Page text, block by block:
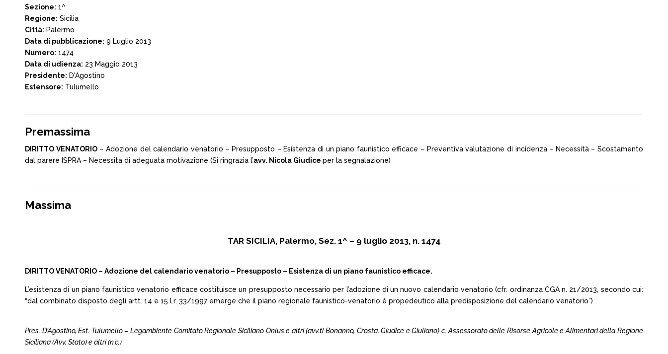
Sezione: 1^
Regione: Sicilia
Città: Palermo
Data di pubblicazione: 9 Luglio 2013
Numero: 1474
Data di udienza: 23 Maggio 2013
Presidente: D'Agostino
Estensore: Tulumello
Premassima
DIRITTO VENATORIO– Adozione del calendario venatorio – Presupposto – Esistenza di un piano faunistico efficace – Preventiva valutazione di incidenza – Necessità – Scostamento
dal parere ISPRA – Necessità di adeguata motivazione (Si ringrazia l’avv. Nicola Giudice per la segnalazione)
Massima
TAR SICILIA, Palermo, Sez. 1^ – 9 luglio 2013, n. 1474
DIRITTO VENATORIO – Adozione del calendario venatorio – Presupposto – Esistenza di un piano faunistico efficace.
L’esistenza di un piano faunistico venatorio efficace costituisce un presupposto necessario per l’adozione di un nuovo calendario venatorio (cfr. ordinanza CGA n. 21/2013, secondo cui:
“dal combinato disposto degli artt. 14 e 15 l.r. 33/1997 emerge che il piano regionale faunistico-venatorio è propedeutico alla predisposizione del calendario venatorio”)
Pres. D’Agostino, Est. Tulumello – Legambiente Comitato Regionale Siciliano Onlus e altri (avv.ti Bonanno, Crosta, Giudice e Giuliano) c. Assessorato delle Risorse Agricole e Alimentari della Regione
Siciliana (Avv. Stato) e altri (n.c.)